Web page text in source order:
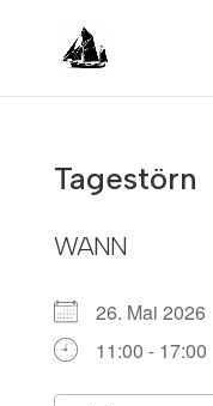
Tagestörn
WANN
26. Mai 2026
11:00 - 17:00